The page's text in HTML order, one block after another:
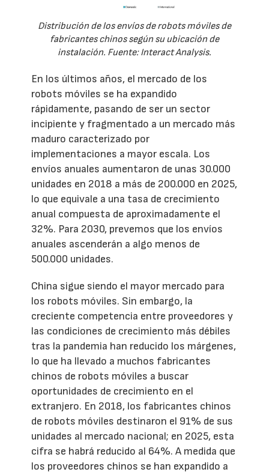
Distribución de los envíos de robots móviles de
fabricantes chinos según su ubicación de
instalación. Fuente: Interact Analysis.
En los últimos años, el mercado de los
robots móviles se ha expandido
rápidamente, pasando de ser un sector
incipiente y fragmentado a un mercado más
maduro caracterizado por
implementaciones a mayor escala. Los
envíos anuales aumentaron de unas 30.000
unidades en 2018 a más de 200.000 en 2025,
lo que equivale a una tasa de crecimiento
anual compuesta de aproximadamente el
32%. Para 2030, prevemos que los envíos
anuales ascenderán a algo menos de
500.000 unidades.
China sigue siendo el mayor mercado para
los robots móviles. Sin embargo, la
creciente competencia entre proveedores y
las condiciones de crecimiento más débiles
tras la pandemia han reducido los márgenes,
lo que ha llevado a muchos fabricantes
chinos de robots móviles a buscar
oportunidades de crecimiento en el
extranjero. En 2018, los fabricantes chinos
de robots móviles destinaron el 91% de sus
unidades al mercado nacional; en 2025, esta
cifra se habrá reducido al 64%. A medida que
los proveedores chinos se han expandido a